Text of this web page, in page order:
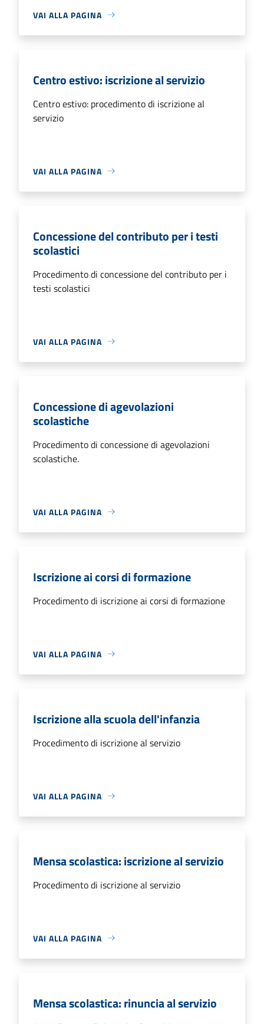
VAI ALLA PAGINA
Centro estivo: iscrizione al servizio
Centro estivo: procedimento di iscrizione al
servizio
VAI ALLA PAGINA
Concessione del contributo per i testi
scolastici
Procedimento di concessione del contributo per i
testi scolastici
VAI ALLA PAGINA
Concessione di agevolazioni
scolastiche
Procedimento di concessione di agevolazioni
scolastiche.
VAI ALLA PAGINA
Iscrizione ai corsi di formazione
Procedimento di iscrizione ai corsi di formazione
VAI ALLA PAGINA
Iscrizione alla scuola dell'infanzia
Procedimento di iscrizione al servizio
VAI ALLA PAGINA
Mensa scolastica: iscrizione al servizio
Procedimento di iscrizione al servizio
VAI ALLA PAGINA
Mensa scolastica: rinuncia al servizio